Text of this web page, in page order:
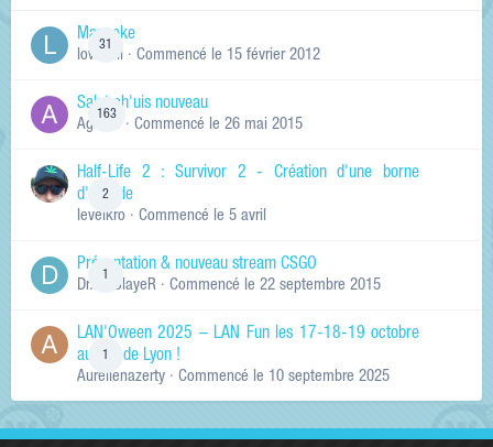
31
Manneke
lowskill · Commencé le 15 février 2012
163
Salut ch'uis nouveau
Ag0Nie · Commencé le 26 mai 2015
2
Half-Life 2 : Survivor 2 - Création d'une borne
d'arcade
levelkro · Commencé le 5 avril
Présentation & nouveau stream CSGO
Dr.KinSlayeR · Commencé le 22 septembre 2015
LAN'Oween 2025 – LAN Fun les 17-18-19 octobre
au sud de Lyon !
Aurelienazerty · Commencé le 10 septembre 2025